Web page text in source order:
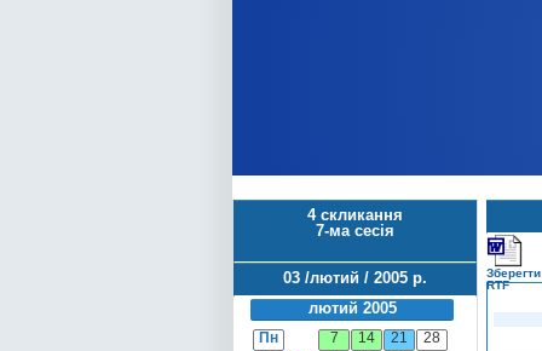
4 скликання
7-ма сесія
03 /лютий / 2005 р.
лютий 2005
Пн 7 14 21
28
RTF